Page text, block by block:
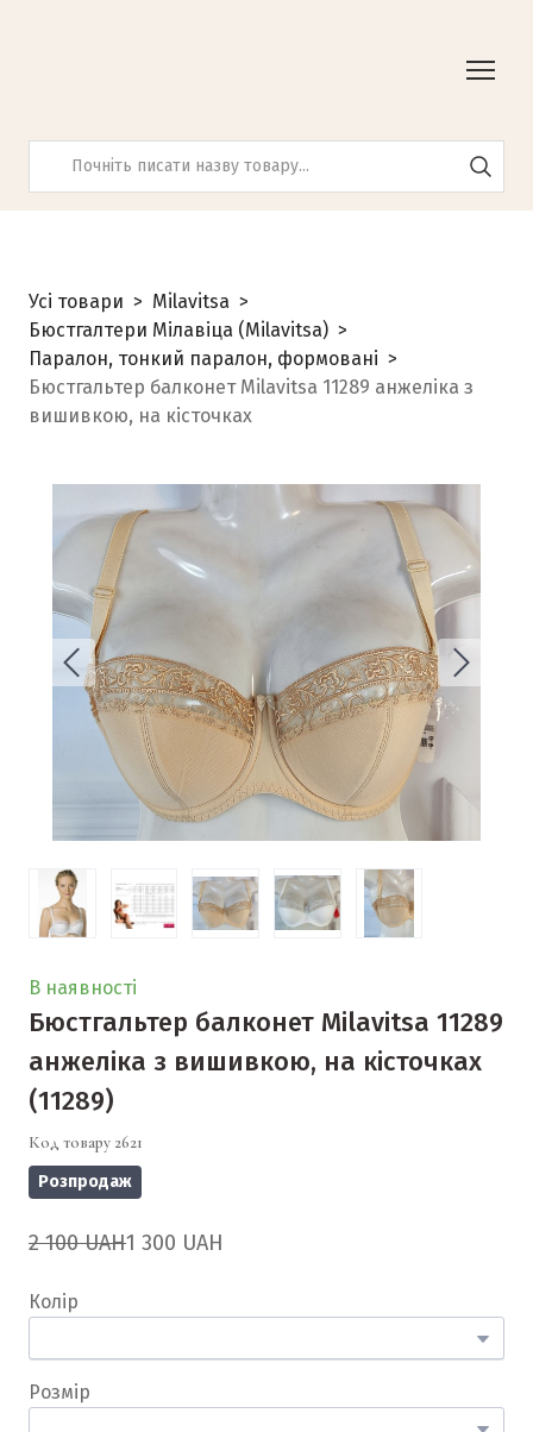
Усі товари
Milavitsa
Бюстгалтери Мілавіца (Milavitsa)
Паралон, тонкий паралон, формовані
Бюстгальтер балконет Milavitsa 11289 анжеліка з
вишивкою, на кісточках
В наявності
Бюстгальтер балконет Milavitsa 11289
анжеліка з вишивкою, на кісточках
(11289)
Код товару 2621
Розпродаж
2 100 UAH1 300 UAH
Колір
Розмір